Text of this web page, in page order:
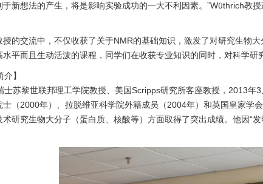
新想法的产生，将是影响实验成功的一大不利因素。”Wüthrich教
的交流中，不仅收获了关于NMR的基础知识，激发了对研究生物
平而且生动活泼的课程，同学们在收获专业知识的同时，对科学
】
士苏黎世联邦理工学院教授、美国Scripps研究所客座教授，2013
（2000年）、拉脱维亚科学院外籍成员（2004年）和英国皇家学
研究生物大分子（蛋白质、核酸等）方面取得了突出成绩。他因“